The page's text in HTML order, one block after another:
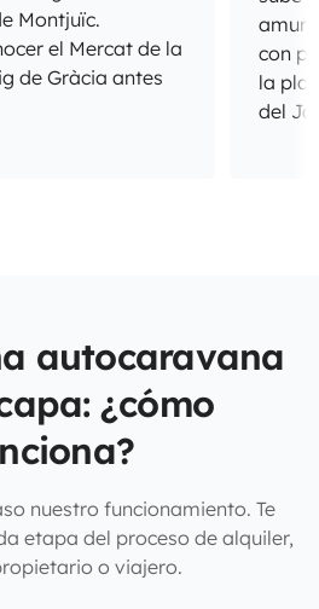
Montjuïc.
el Mercat de la
de Gràcia antes
con
la
del
autocaravana
¿cómo
nuestro funcionamiento. Te
etapa del proceso de alquiler,
o viajero.